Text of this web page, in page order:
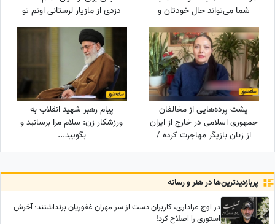
شما می‌تواند حال خودتان و
اطرافیانتان را بهتر کند
دزدی از مازیار لرستانی اونم تو
روز روشن!
پشت پرده‌هایی از مخالفان
جمهوری اسلامی در خارج از ایران
از زبان بازیگر مهاجرت کرده /
حامیان جمهوری اسلامی جان
پیام رهبر شهید انقلاب به
ورزشکار زن: سلام مرا برسانید و
بگویید...
پربازدید‌ترین‌ها در هنر و رسانه
در اوج عزاداری، کاربران دست از سر مهران غفوریان برنداشتند؛ آخرش
استوری را اصلاح کرد!